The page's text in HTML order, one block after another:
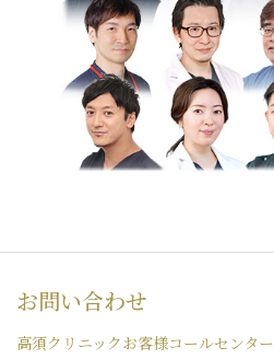
お問い合わせ
高須クリニックお客様コールセンター